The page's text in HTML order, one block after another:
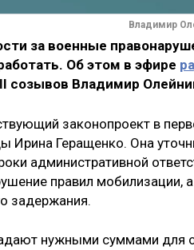
Владимир
за военные
Об этом в эфире
созывов Владимир
законопроект в
Ирина Геращенко. Она
административной
правил мобилизации,
задержания.
нужными суммами для